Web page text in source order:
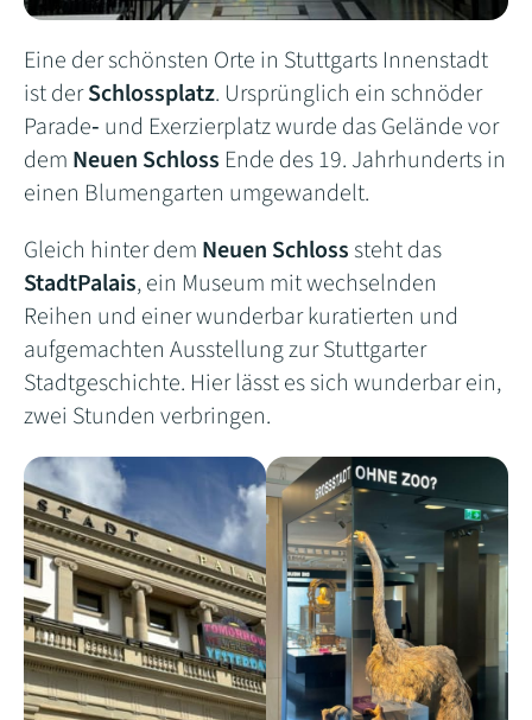
Eine der schönsten Orte in Stuttgarts Innenstadt
ist derSchlossplatz. Ursprünglich ein schnöder
Parade‐ und Exerzierplatz wurde das Gelände vor
dem Neuen Schloss Ende des 19. Jahrhunderts in
einen Blumengarten umgewandelt.
Gleich hinter dem Neuen Schlosssteht das
StadtPalais, ein Museum mit wechselnden
Reihen und einer wunderbar kuratierten und
aufgemachten Ausstellung zur Stuttgarter
Stadtgeschichte. Hier lässt es sich wunderbar ein,
zwei Stunden verbringen.